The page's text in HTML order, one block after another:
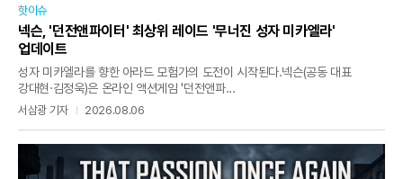
핫이슈
넥슨, '던전앤파이터' 최상위 레이드 '무너진 성자 미카엘라'
업데이트
성자 미카엘라를 향한 아라드 모험가의 도전이 시작된다.넥슨(공동 대표
강대현·김정욱)은 온라인 액션게임 '던전앤파...
서삼광 기자 2026.08.06